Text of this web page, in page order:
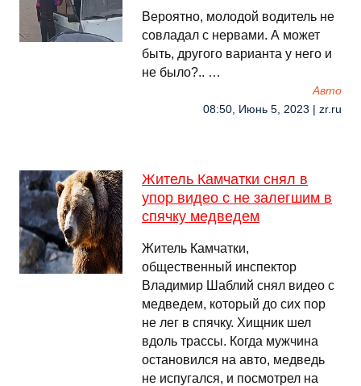
Вероятно, молодой водитель не
совладал с нервами. А может
быть, другого варианта у него и
не было?.. …
Авто
08:50, Июнь 5, 2023 | zr.ru
Житель Камчатки снял в
упор видео с не залегшим в
спячку медведем
Житель Камчатки,
общественный инспектор
Владимир Шаблий снял видео с
медведем, который до сих пор
не лег в спячку. Хищник шел
вдоль трассы. Когда мужчина
остановился на авто, медведь
не испугался, и посмотрел на